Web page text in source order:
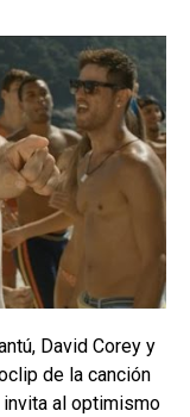
David Corey y
de la canción
invita al optimismo